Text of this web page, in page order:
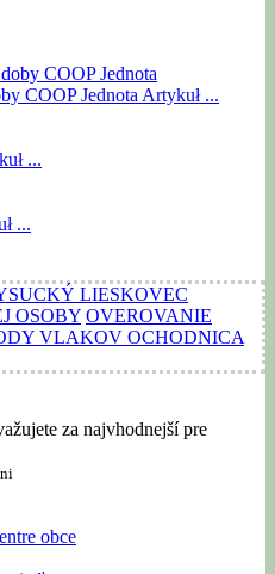
COOP Jednota Artykuł ...
...
...
LIESKOVEC
OSOBY OVEROVANIE
VLAKOV OCHODNICA
za najvhodnejší pre
obce